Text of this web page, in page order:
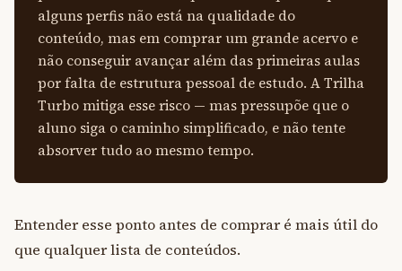
alguns perfis não está na qualidade do
conteúdo, mas em comprar um grande acervo e
não conseguir avançar além das primeiras aulas
por falta de estrutura pessoal de estudo. A Trilha
Turbo mitiga esse risco — mas pressupõe que o
aluno siga o caminho simplificado, e não tente
absorver tudo ao mesmo tempo.
Entender esse ponto antes de comprar é mais útil do
que qualquer lista de conteúdos.